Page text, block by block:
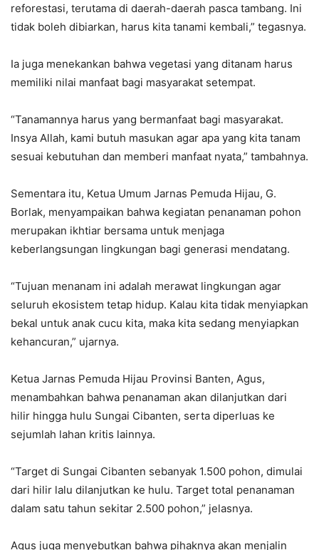
reforestasi, terutama di daerah-daerah pasca tambang. Ini
tidak boleh dibiarkan, harus kita tanami kembali,” tegasnya.
‎Ia juga menekankan bahwa vegetasi yang ditanam harus
memiliki nilai manfaat bagi masyarakat setempat.
‎“Tanamannya harus yang bermanfaat bagi masyarakat.
Insya Allah, kami butuh masukan agar apa yang kita tanam
sesuai kebutuhan dan memberi manfaat nyata,” tambahnya.
‎Sementara itu, Ketua Umum Jarnas Pemuda Hijau, G.
Borlak, menyampaikan bahwa kegiatan penanaman pohon
merupakan ikhtiar bersama untuk menjaga
keberlangsungan lingkungan bagi generasi mendatang.
‎“Tujuan menanam ini adalah merawat lingkungan agar
seluruh ekosistem tetap hidup. Kalau kita tidak menyiapkan
bekal untuk anak cucu kita, maka kita sedang menyiapkan
kehancuran,” ujarnya.
‎Ketua Jarnas Pemuda Hijau Provinsi Banten, Agus,
menambahkan bahwa penanaman akan dilanjutkan dari
hilir hingga hulu Sungai Cibanten, serta diperluas ke
sejumlah lahan kritis lainnya.
‎“Target di Sungai Cibanten sebanyak 1.500 pohon, dimulai
dari hilir lalu dilanjutkan ke hulu. Target total penanaman
dalam satu tahun sekitar 2.500 pohon,” jelasnya.
‎Agus juga menyebutkan bahwa pihaknya akan menjalin